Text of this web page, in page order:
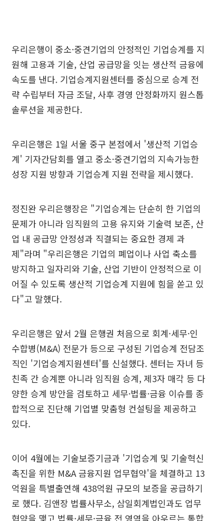
우리은행이 중소·중견기업의 안정적인 기업승계를 지
원해 고용과 기술, 산업 공급망을 잇는 생산적 금융에
속도를 낸다. 기업승계지원센터를 중심으로 승계 전
략 수립부터 자금 조달, 사후 경영 안정화까지 원스톱
솔루션을 제공한다.
우리은행은 1일 서울 중구 본점에서 '생산적 기업승
계' 기자간담회를 열고 중소·중견기업의 지속가능한
성장 지원 방향과 기업승계 지원 전략을 제시했다.
정진완 우리은행장은 "기업승계는 단순히 한 기업의
문제가 아니라 임직원의 고용 유지와 기술력 보존, 산
업 내 공급망 안정성과 직결되는 중요한 경제 과
제"라며 "우리은행은 기업의 폐업이나 사업 축소를
방지하고 일자리와 기술, 산업 기반이 안정적으로 이
어질 수 있도록 생산적 기업승계 지원에 힘을 쏟고 있
다"고 말했다.
우리은행은 앞서 2월 은행권 처음으로 회계·세무·인
수합병(M&A) 전문가 등으로 구성된 기업승계 전담조
직인 '기업승계지원센터'를 신설했다. 센터는 자녀 등
친족 간 승계뿐 아니라 임직원 승계, 제3자 매각 등 다
양한 승계 방안을 검토하고 세무·법률·금융 이슈를 종
합적으로 진단해 기업별 맞춤형 컨설팅을 제공하고
있다.
이어 4월에는 기술보증기금과 '기업승계 및 기술혁신
촉진을 위한 M&A 금융지원 업무협약'을 체결하고 13
억원을 특별출연해 438억원 규모의 보증을 공급하기
로 했다. 김앤장 법률사무소, 삼일회계법인과도 업무
협약을 맺고 법률·세무·금융 전 영역을 아우르는 통합